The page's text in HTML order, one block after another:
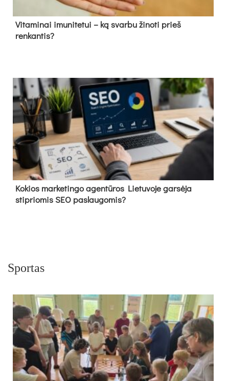
Vitaminai imunitetui – ką svarbu žinoti prieš
renkantis?
Kokios marketingo agentūros Lietuvoje garsėja
stipriomis SEO paslaugomis?
Sportas